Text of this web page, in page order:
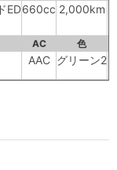
ED660cc 2,000km
AC 色
AAC グリーン2